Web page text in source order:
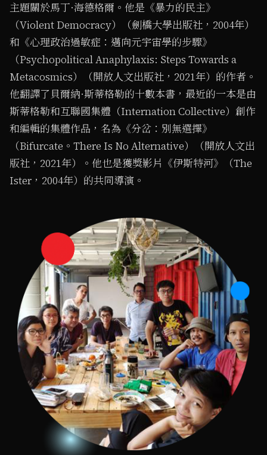
主題關於馬丁·海德格爾。他是《暴力的民主》
（Violent Democracy）（劍橋大學出版社，2004年）
和《心理政治過敏症：邁向元宇宙學的步驟》
（Psychopolitical Anaphylaxis: Steps Towards a
Metacosmics）（開放人文出版社，2021年）的作者。
他翻譯了貝爾納·斯蒂格勒的十數本書，最近的一本是由
斯蒂格勒和互聯國集體（Internation Collective）創作
和編輯的集體作品，名為《分岔：別無選擇》
（Bifurcate。There Is No Alternative）（開放人文出
版社，2021年）。他也是獲獎影片《伊斯特河》（The
Ister，2004年）的共同導演。